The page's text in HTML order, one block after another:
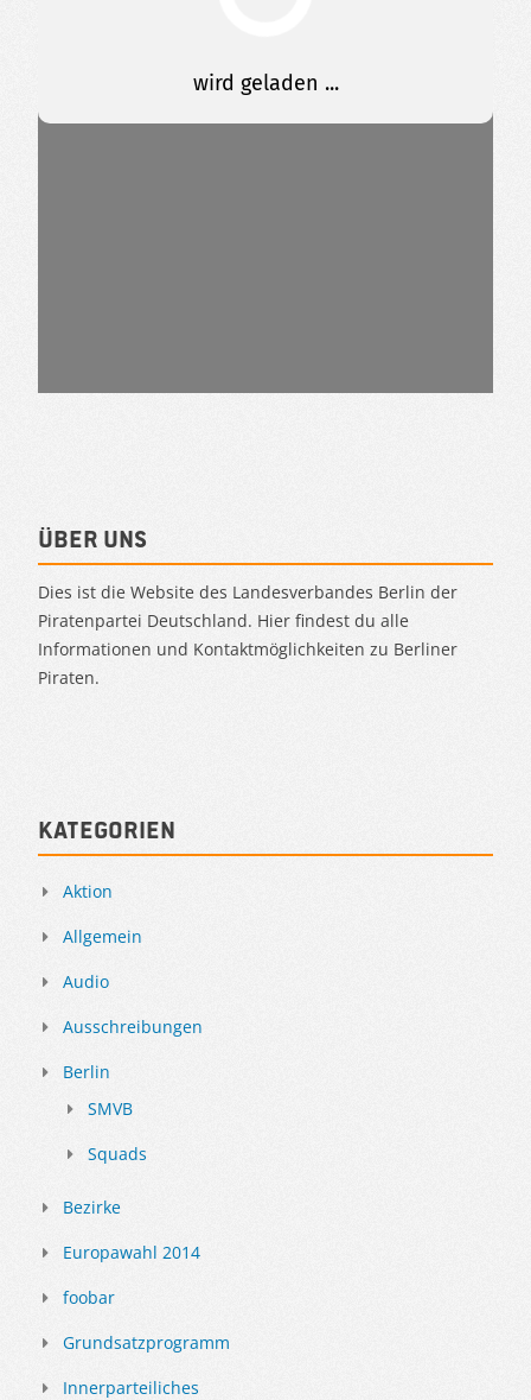
Über uns
Dies ist die Website des Landesverbandes Berlin der
Piratenpartei Deutschland. Hier findest du alle
Informationen und Kontaktmöglichkeiten zu Berliner
Piraten.
Kategorien
Aktion
Allgemein
Audio
Ausschreibungen
Berlin
SMVB
Squads
Bezirke
Europawahl 2014
foobar
Grundsatzprogramm
Innerparteiliches